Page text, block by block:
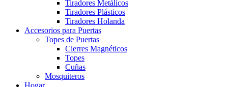
Tiradores Metálicos
Tiradores Plásticos
Tiradores Holanda
Accesorios para Puertas
Topes de Puertas
Cierres Magnéticos
Topes
Cuñas
Mosquiteros